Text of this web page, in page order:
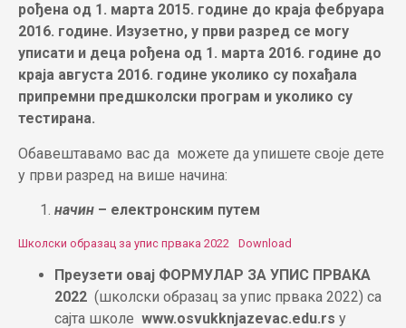
рођена oд 1. марта 2015. године до краја фебруара
2016. године. Изузетно, у први разред се могу
уписати и деца рођена од 1. марта 2016. године до
краја августа 2016. године уколико су похађала
припремни предшколски програм и уколико су
тестирана.
Обавештавамо вас да можете да упишете своје дете
у први разред на више начина:
начин – електронским путем
Школски образац за упис првака 2022 Download
Преузети овај ФОРМУЛАР ЗА УПИС ПРВАКА
2022 (школски образац за упис првака 2022) са
сајта школе www.osvukknjazevac.edu.rs у